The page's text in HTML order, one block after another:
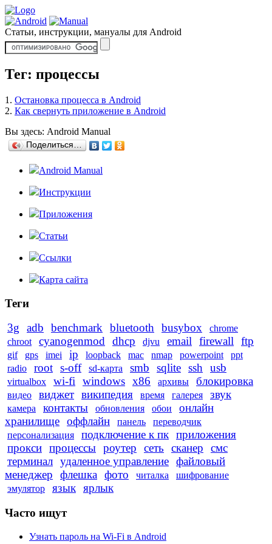
Статьи, инструкции, мануалы для Android
Тег: процессы
1. Остановка процесса в Android
2. Как свернуть приложение в Android
Вы здесь: Android Manual
Поделиться…
Android Manual
Инструкции
Приложения
Статьи
Ссылки
Карта сайта
Теги
3g
adb benchmark bluetooth busybox
chrome
chroot
cyanogenmod dhcp djvu email firewall ftp
gif gps imei ip loopback mac nmap powerpoint
ppt
radio
root s-off sd-карта smb sqlite ssh usb
virtualbox wi-fi windows x86 архивы блокировка
видео виджет википедия время галерея звук
камера контакты обновления обои
онлайн
хранилище оффлайн панель
переводчик
персонализация
подключение к пк приложения
прокси процессы роутер сеть сканер
смс
терминал удаленное управление файловый
менеджер
флешка фото читалка
шифрование
эмулятор
язык ярлык
Часто ищут
Узнать пароль на Wi-Fi в Android